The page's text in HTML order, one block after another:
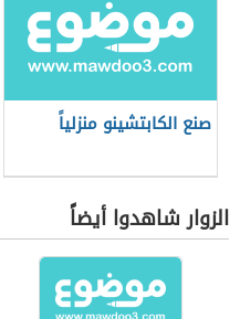
صنع الكابتشينو منزلياً
الزوار شاهدوا أيضاً